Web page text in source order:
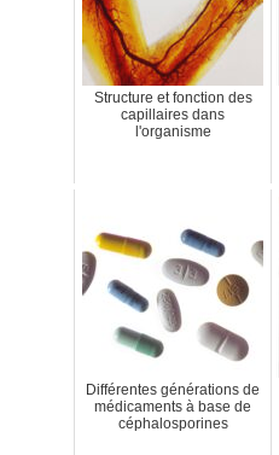
Structure et fonction des
capillaires dans
l'organisme
Différentes générations de
médicaments à base de
céphalosporines